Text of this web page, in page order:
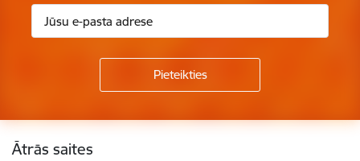
Kājene
Ātrās saites